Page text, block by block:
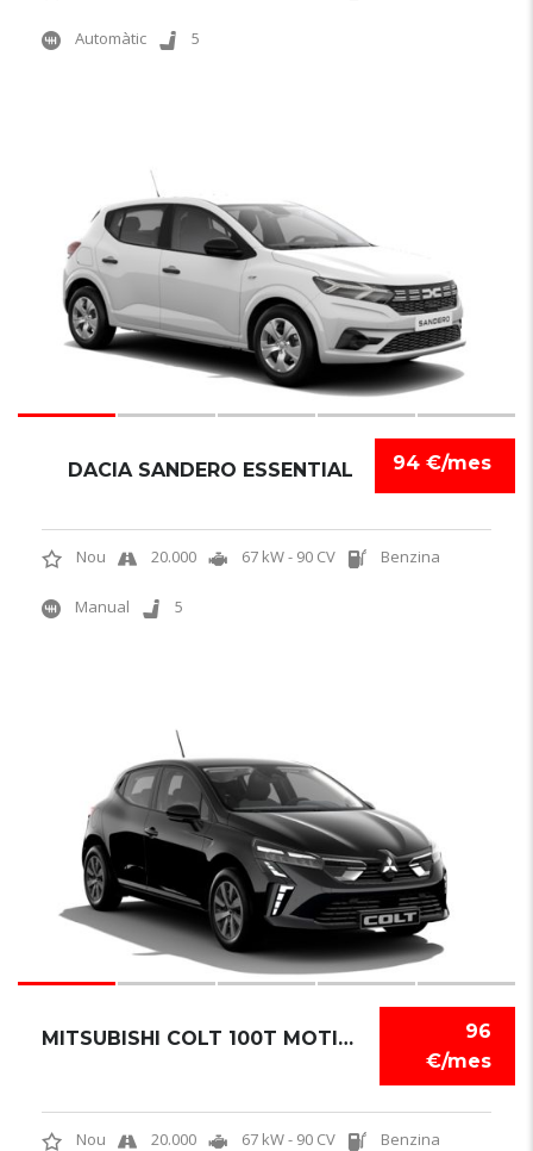
Automàtic 5
94 €/mes
DACIA SANDERO ESSENTIAL
Nou 20.000 67 kW - 90 CV Benzina
Manual 5
96
€/mes
MITSUBISHI COLT 100T MOTION
Nou 20.000 67 kW - 90 CV Benzina